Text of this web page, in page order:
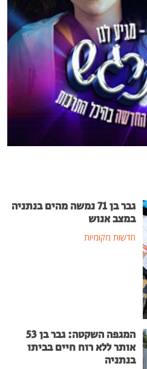
גבר בן 71 נמשה מהים בנתניה
במצב אנוש
חדשות מקומיות
המגפה השקטה: גבר בן 53
אותר ללא רוח חיים בביתו
בנתניה